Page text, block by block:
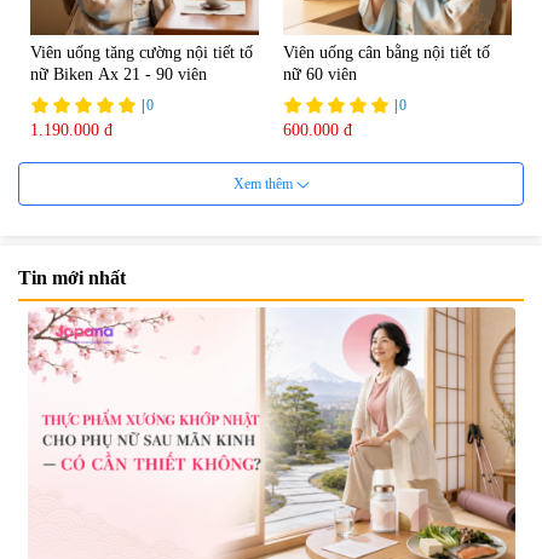
Viên uống tăng cường nội tiết tố
nữ Biken Ax 21 - 90 viên
0
1.190.000 đ
Viên uống cân bằng nội tiết tố
nữ 60 viên
0
600.000 đ
Viên uống tăng cường sinh lực
- Date 12/2026
364.582
1.580.000 đ
7%
Viên uống cải thiện nội tiết tố nữ
Welson For Women Hàn Quốc
60 viên
|10.560
739.350 đ 795.000 đ
7%
Xem thêm
Tin mới nhất